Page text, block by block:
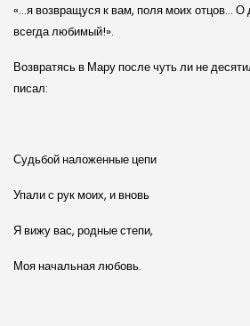
«…я возвращуся к вам, поля моих отцов… О
всегда любимый!».
Возвратясь в Мару после чуть ли не
писал:
Судьбой наложенные цепи
Упали с рук моих, и вновь
Я вижу вас, родные степи,
Моя начальная любовь.